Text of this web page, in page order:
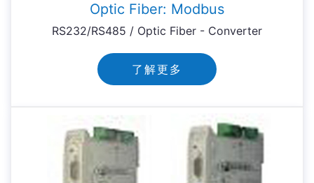
Optic Fiber: Modbus
RS232/RS485 / Optic Fiber - Converter
了解更多